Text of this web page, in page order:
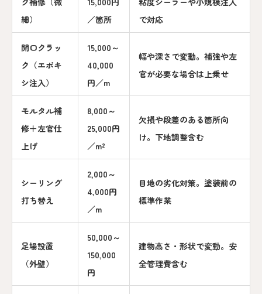
細）
／箇所
で対応
開口クラッ
ク（エポキ
シ注入）
15,000～
40,000
円／m
幅や深さで変動。補強や左
官が必要な場合は上乗せ
モルタル補
修＋左官仕
上げ
8,000～
25,000円
／m²
欠損や段差のある箇所向
け。下地調整含む
シーリング
打ち替え
2,000～
4,000円
／m
目地の劣化対策。塗装前の
標準作業
足場設置
（外壁）
50,000～
150,000
円
建物高さ・形状で変動。安
全管理費含む